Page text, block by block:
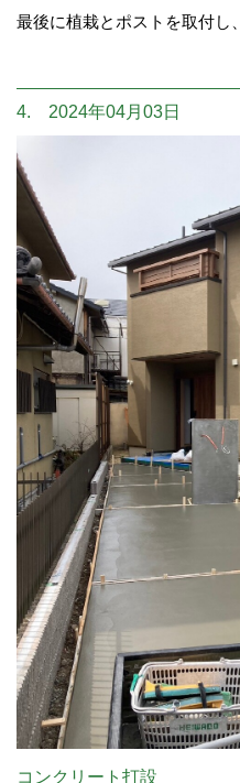
最後に植栽とポストを取付し
4. 2024年04月03日
コンクリート打設